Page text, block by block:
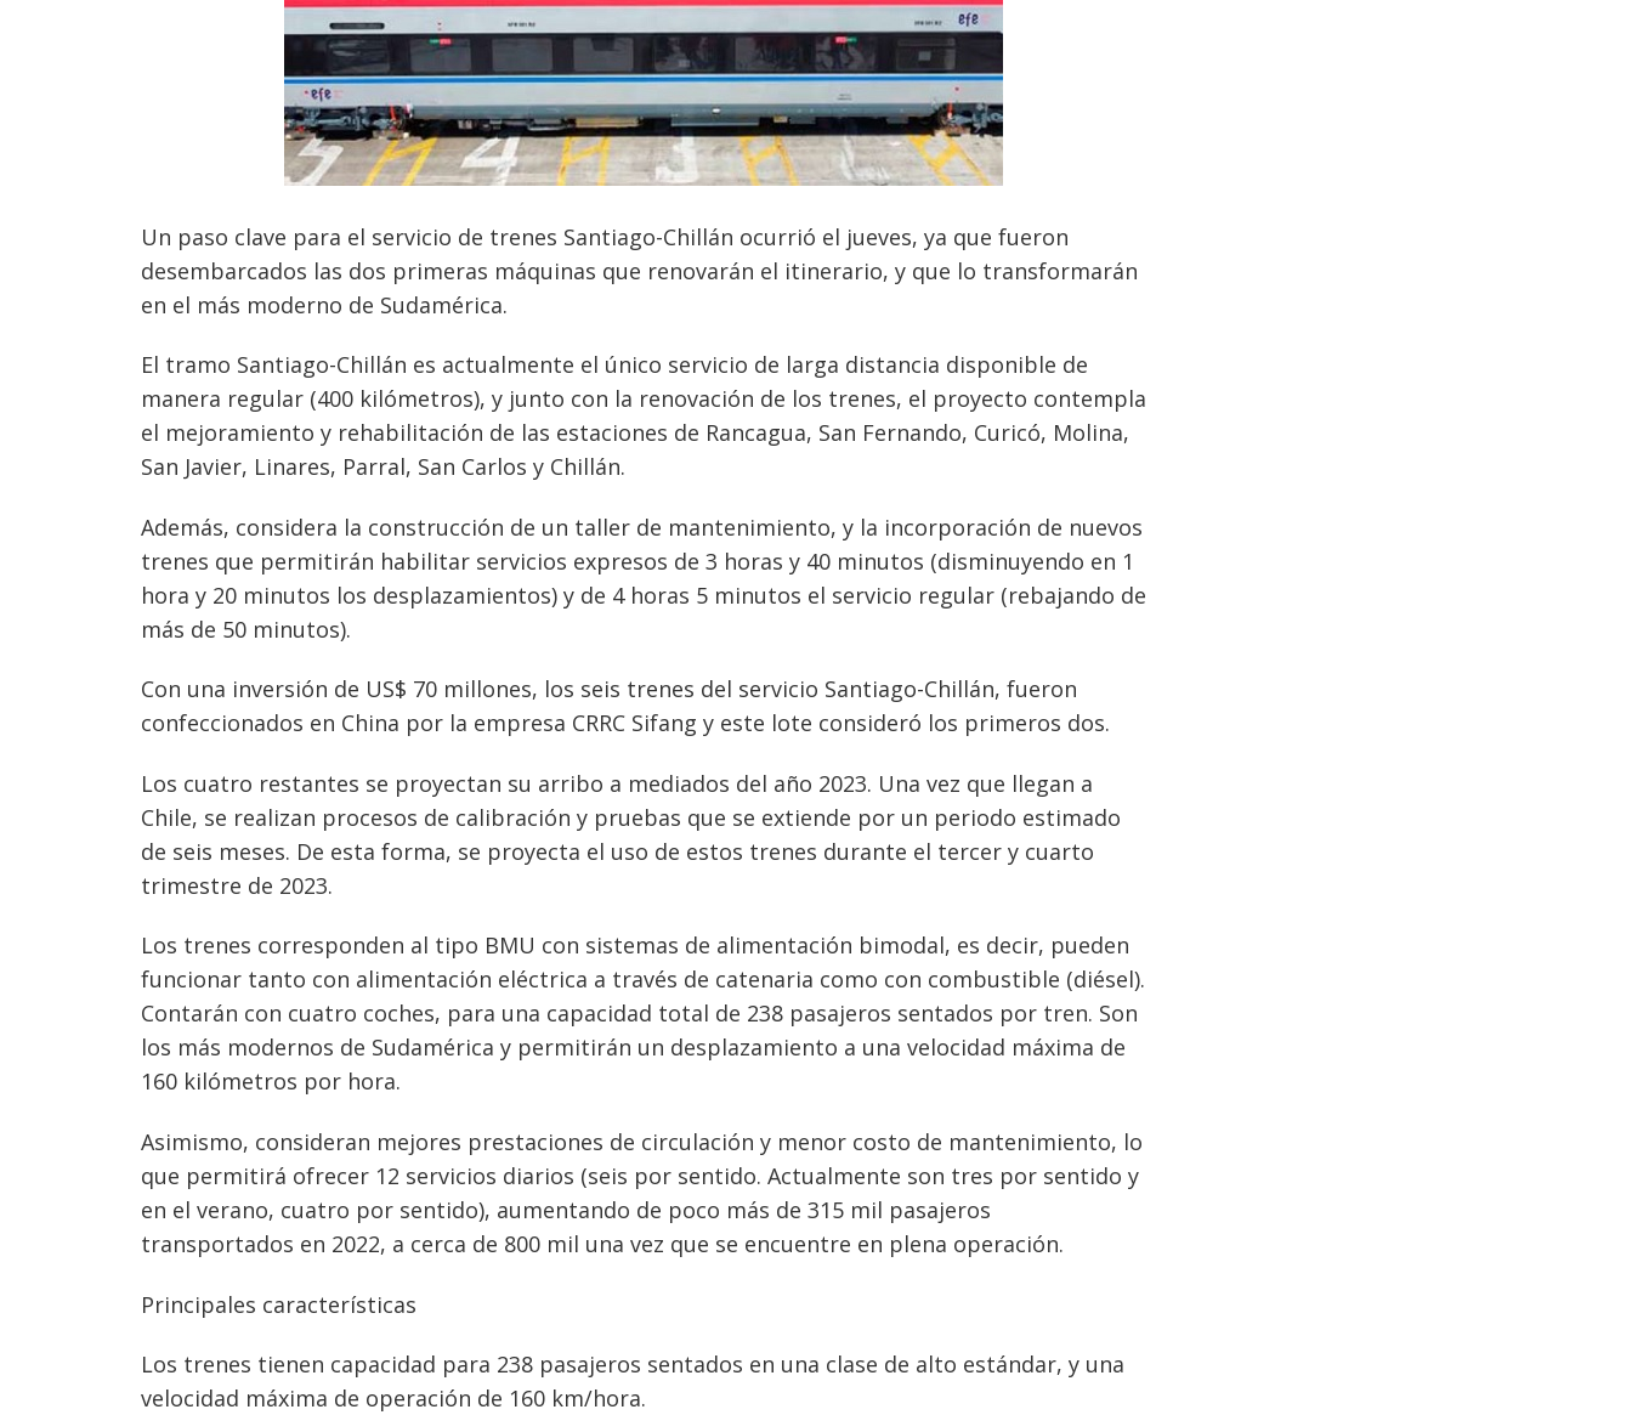
Un paso clave para el servicio de trenes Santiago-Chillán ocurrió el jueves, ya que fueron
desembarcados las dos primeras máquinas que renovarán el itinerario, y que lo transformarán
en el más moderno de Sudamérica.
El tramo Santiago-Chillán es actualmente el único servicio de larga distancia disponible de
manera regular (400 kilómetros), y junto con la renovación de los trenes, el proyecto contempla
el mejoramiento y rehabilitación de las estaciones de Rancagua, San Fernando, Curicó, Molina,
San Javier, Linares, Parral, San Carlos y Chillán.
Además, considera la construcción de un taller de mantenimiento, y la incorporación de nuevos
trenes que permitirán habilitar servicios expresos de 3 horas y 40 minutos (disminuyendo en 1
hora y 20 minutos los desplazamientos) y de 4 horas 5 minutos el servicio regular (rebajando de
más de 50 minutos).
Con una inversión de US$ 70 millones, los seis trenes del servicio Santiago-Chillán, fueron
confeccionados en China por la empresa CRRC Sifang y este lote consideró los primeros dos.
Los cuatro restantes se proyectan su arribo a mediados del año 2023. Una vez que llegan a
Chile, se realizan procesos de calibración y pruebas que se extiende por un periodo estimado
de seis meses. De esta forma, se proyecta el uso de estos trenes durante el tercer y cuarto
trimestre de 2023.
Los trenes corresponden al tipo BMU con sistemas de alimentación bimodal, es decir, pueden
funcionar tanto con alimentación eléctrica a través de catenaria como con combustible (diésel).
Contarán con cuatro coches, para una capacidad total de 238 pasajeros sentados por tren. Son
los más modernos de Sudamérica y permitirán un desplazamiento a una velocidad máxima de
160 kilómetros por hora.
Asimismo, consideran mejores prestaciones de circulación y menor costo de mantenimiento, lo
que permitirá ofrecer 12 servicios diarios (seis por sentido. Actualmente son tres por sentido y
en el verano, cuatro por sentido), aumentando de poco más de 315 mil pasajeros
transportados en 2022, a cerca de 800 mil una vez que se encuentre en plena operación.
Principales características
Los trenes tienen capacidad para 238 pasajeros sentados en una clase de alto estándar, y una
velocidad máxima de operación de 160 km/hora.
Navegación